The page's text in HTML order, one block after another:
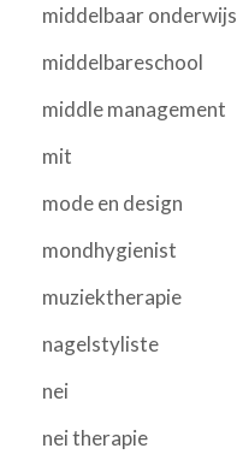
middelbaar onderwijs
middelbareschool
middle management
mit
mode en design
mondhygienist
muziektherapie
nagelstyliste
nei
nei therapie